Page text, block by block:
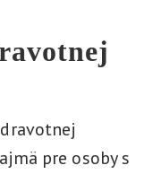
pre osoby s